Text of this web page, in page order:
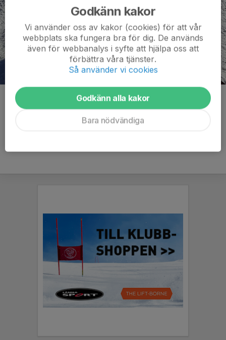
Kommentarer
Godkänn kakor
Vi använder oss av kakor (cookies) för att vår
webbplats ska fungera bra för dig. De används
även för webbanalys i syfte att hjälpa oss att
förbättra våra tjänster.
Så använder vi cookies
Godkänn alla kakor
Bara nödvändiga